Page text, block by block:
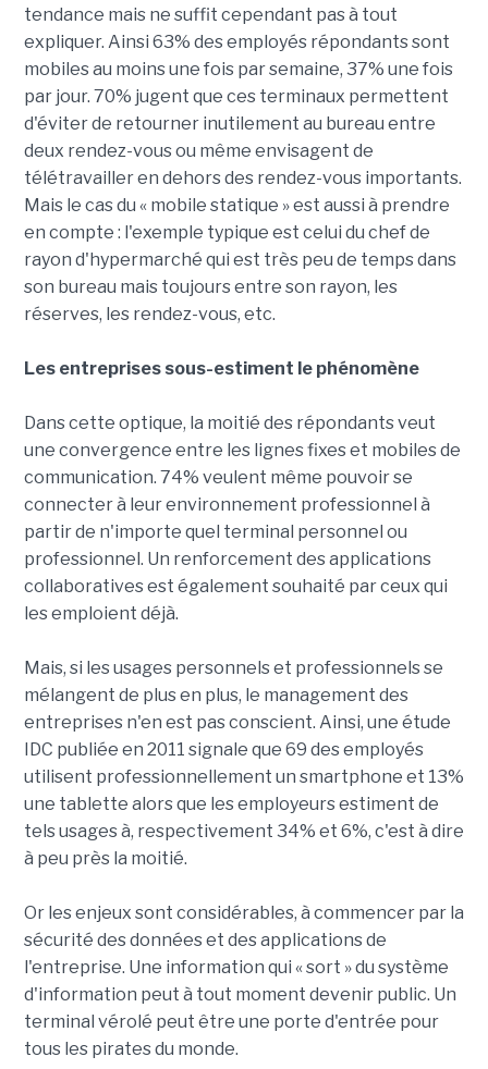
tendance mais ne suffit cependant pas à tout
expliquer. Ainsi 63% des employés répondants sont
mobiles au moins une fois par semaine, 37% une fois
par jour. 70% jugent que ces terminaux permettent
d'éviter de retourner inutilement au bureau entre
deux rendez-vous ou même envisagent de
télétravailler en dehors des rendez-vous importants.
Mais le cas du « mobile statique » est aussi à prendre
en compte : l'exemple typique est celui du chef de
rayon d'hypermarché qui est très peu de temps dans
son bureau mais toujours entre son rayon, les
réserves, les rendez-vous, etc.
Les entreprises sous-estiment le phénomène
Dans cette optique, la moitié des répondants veut
une convergence entre les lignes fixes et mobiles de
communication. 74% veulent même pouvoir se
connecter à leur environnement professionnel à
partir de n'importe quel terminal personnel ou
professionnel. Un renforcement des applications
collaboratives est également souhaité par ceux qui
les emploient déjà.
Mais, si les usages personnels et professionnels se
mélangent de plus en plus, le management des
entreprises n'en est pas conscient. Ainsi, une étude
IDC publiée en 2011 signale que 69 des employés
utilisent professionnellement un smartphone et 13%
une tablette alors que les employeurs estiment de
tels usages à, respectivement 34% et 6%, c'est à dire
à peu près la moitié.
Or les enjeux sont considérables, à commencer par la
sécurité des données et des applications de
l'entreprise. Une information qui « sort » du système
d'information peut à tout moment devenir public. Un
terminal vérolé peut être une porte d'entrée pour
tous les pirates du monde.